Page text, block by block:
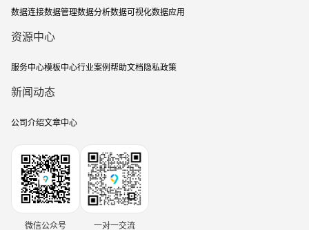
数据连接数据管理数据分析数据可视化数据应用
资源中心
服务中心模板中心行业案例帮助文档隐私政策
新闻动态
公司介绍文章中心
微信公众号 一对一交流